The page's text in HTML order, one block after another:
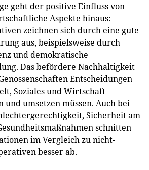
geht der positive Einfluss von
Aspekte hinaus:
zeichnen sich durch eine gute
aus, beispielsweise durch
und demokratische
Das befördere Nachhaltigkeit
Entscheidungen
Soziales und Wirtschaft
und umsetzen müssen. Auch bei
Sicherheit am
schnitten
im Vergleich zu nicht-
besser ab.